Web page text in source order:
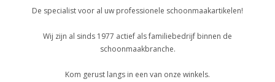
De specialist voor al uw professionele schoonmaakartikelen!
Wij zijn al sinds 1977 actief als familiebedrijf binnen de
schoonmaakbranche.
Kom gerust langs in een van onze winkels.